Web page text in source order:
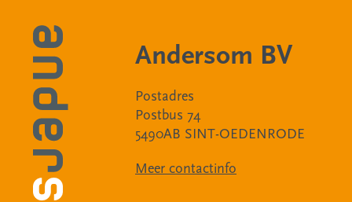
Andersom BV
Postadres
Postbus 74
5490AB SINT-OEDENRODE
Meer contactinfo